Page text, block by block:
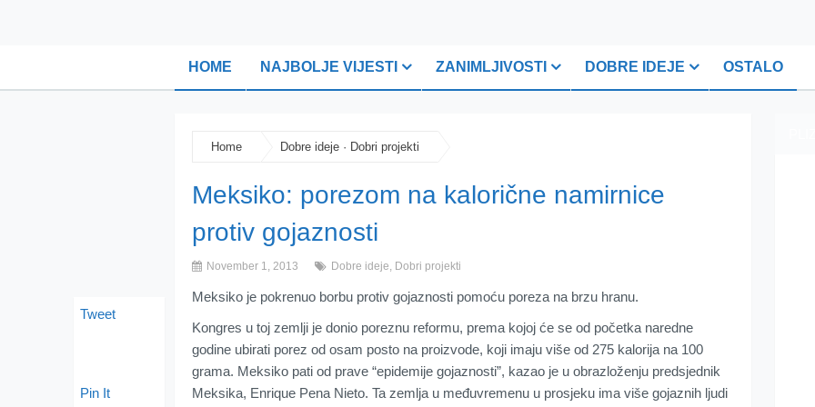
HOME NAJBOLJE VIJESTI ZANIMLJIVOSTI DOBRE IDEJE OSTALO
Home Dobre ideje · Dobri projekti
Meksiko: porezom na kalorične namirnice
protiv gojaznosti
November 1, 2013 Dobre ideje, Dobri projekti
Meksiko je pokrenuo borbu protiv gojaznosti pomoću poreza na brzu hranu.
Kongres u toj zemlji je donio poreznu reformu, prema kojoj će se od početka naredne
godine ubirati porez od osam posto na proizvode, koji imaju više od 275 kalorija na 100
grama. Meksiko pati od prave “epidemije gojaznosti”, kazao je u obrazloženju predsjednik
Meksika, Enrique Pena Nieto. Ta zemlja u međuvremenu u prosjeku ima više gojaznih ljudi
Tweet
Pin It